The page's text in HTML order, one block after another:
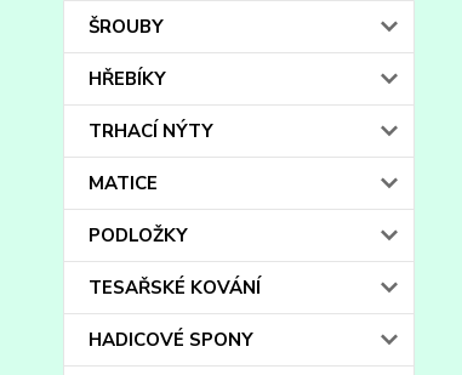
ŠROUBY
HŘEBÍKY
TRHACÍ NÝTY
MATICE
PODLOŽKY
TESAŘSKÉ KOVÁNÍ
HADICOVÉ SPONY